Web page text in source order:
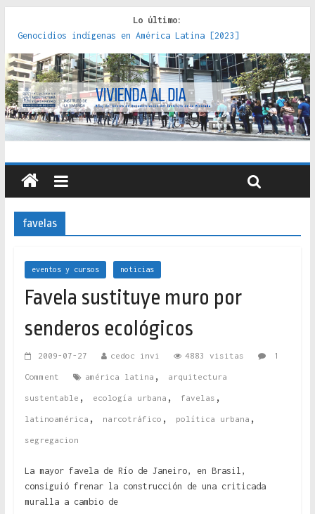
Lo último:
Genocidios indígenas en América Latina [2023]
Estudios sobre la espacialización de los Estados :
políticas, prácticas y representaciones [2022]
Donde el pedernal choca con el acero : hacia una teoría
crítica de las fronteras latinoamericanas [2020]
Criterios técnicos para una vivienda adecuada [2019]
Red de consultorios de la Caja del Seguro Obrero en
Santiago : un patrimonio emblemático [2014]
favelas
eventos y cursos noticias
Favela sustituye muro por
senderos ecológicos
2009-07-27 cedoc invi 4883 visitas 1
Comment américa latina , arquitectura
sustentable , ecología urbana , favelas ,
latinoamérica , narcotráfico , política urbana ,
segregacion
La mayor favela de Río de Janeiro, en Brasil,
consiguió frenar la construcción de una criticada
muralla a cambio de